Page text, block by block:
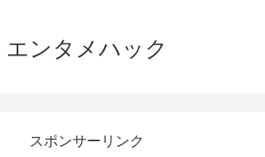
エンタメハック
スポンサーリンク